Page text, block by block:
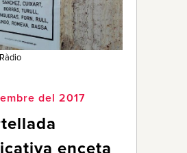
Noticies
Qui Som
del 2017
enceta